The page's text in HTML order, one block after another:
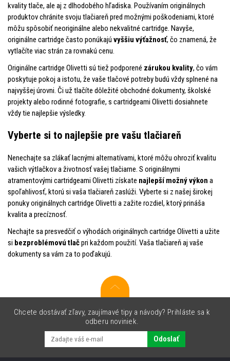
kvality tlače, ale aj z dlhodobého hľadiska. Používaním originálnych
produktov chránite svoju tlačiareň pred možnými poškodeniami, ktoré
môžu spôsobiť neoriginálne alebo nekvalitné cartridge. Navyše,
originálne cartridge často ponúkajú vyššiu výťažnosť, čo znamená, že
vytlačíte viac strán za rovnakú cenu.
Originálne cartridge Olivetti sú tiež podporené zárukou kvality, čo vám
poskytuje pokoj a istotu, že vaše tlačové potreby budú vždy splnené na
najvyššej úrovni. Či už tlačíte dôležité obchodné dokumenty, školské
projekty alebo rodinné fotografie, s cartridgeami Olivetti dosiahnete
vždy tie najlepšie výsledky.
Vyberte si to najlepšie pre vašu tlačiareň
Nenechajte sa zlákať lacnými alternatívami, ktoré môžu ohroziť kvalitu
vašich výtlačkov a životnosť vašej tlačiarne. S originálnymi
atramentovými cartridgeami Olivetti získate najlepší možný výkon a
spoľahlivosť, ktorú si vaša tlačiareň zaslúži. Vyberte si z našej širokej
ponuky originálnych cartridge Olivetti a zažite rozdiel, ktorý prináša
kvalita a precíznosť.
Nechajte sa presvedčiť o výhodách originálnych cartridge Olivetti a užite
si bezproblémovú tlačpri každom použití. Vaša tlačiareň aj vaše
dokumenty sa vám za to poďakujú.
Chcete dostávať zľavy, zaujímavé tipy a návody? Prihláste sa k
odberu noviniek.
Odoslať